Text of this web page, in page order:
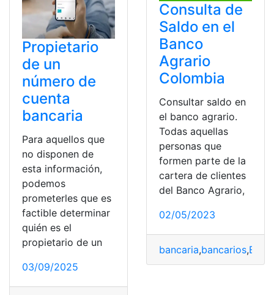
Propietario
de un
número de
cuenta
bancaria
Para aquellos que
no disponen de
esta información,
podemos
prometerles que es
factible determinar
quién es el
propietario de un
03/09/2025
Consulta de
Saldo en el
Banco
Agrario
Colombia
Consultar saldo en
el banco agrario.
Todas aquellas
personas que
formen parte de la
cartera de clientes
del Banco Agrario,
02/05/2023
bancaria,bancarios,